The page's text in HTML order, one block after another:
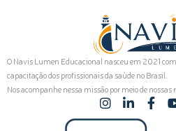
O Navis Lumen Educacional nasceu em 2021
capacitação dos profissionais da saúde no Brasil.
Nos acompanhe nessa missão por meio de nossas
I
n
L
i
F
a